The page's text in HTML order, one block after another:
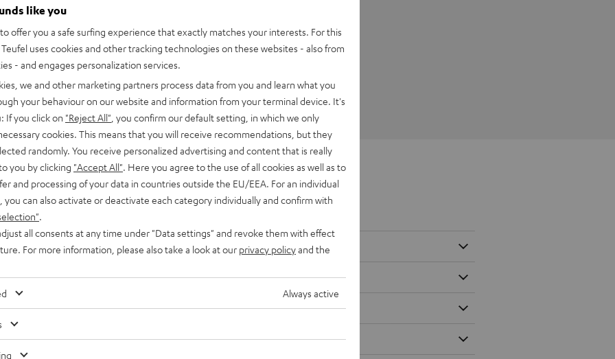
W4000i
like you
offer you a safe surfing experience that exactly matches your interests. For this
uses cookies and other tracking technologies on these websites - also from
- and engages personalization services.
we and other marketing partners process data from you and learn what you
your behaviour on our website and information from your terminal device. It's
If you click on "Reject All" , you confirm our default setting, in which we only
cookies. This means that you will receive recommendations, but they
randomly. You receive personalized advertising and content that is really
you by clicking "Accept All" . Here you agree to the use of all cookies as well as to
and processing of your data in countries outside the EU/EEA. For an individual
you can also activate or deactivate each category individually and confirm with
all consents at any time under "Data settings" and revoke them with effect
For more information, please also take a look at our privacy policyand the
Always active